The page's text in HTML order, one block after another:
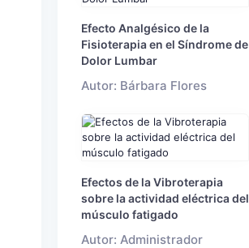
Efecto Analgésico de la
Fisioterapia en el Síndrome de
Dolor Lumbar
Autor: Bárbara Flores
Efectos de la Vibroterapia
sobre la actividad eléctrica del
músculo fatigado
Autor: Administrador